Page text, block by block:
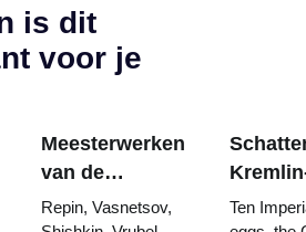
is dit
voor je
Meesterwerken
van de
Tretjakovgalerij:
Repin, Vasnetsov,
Ten